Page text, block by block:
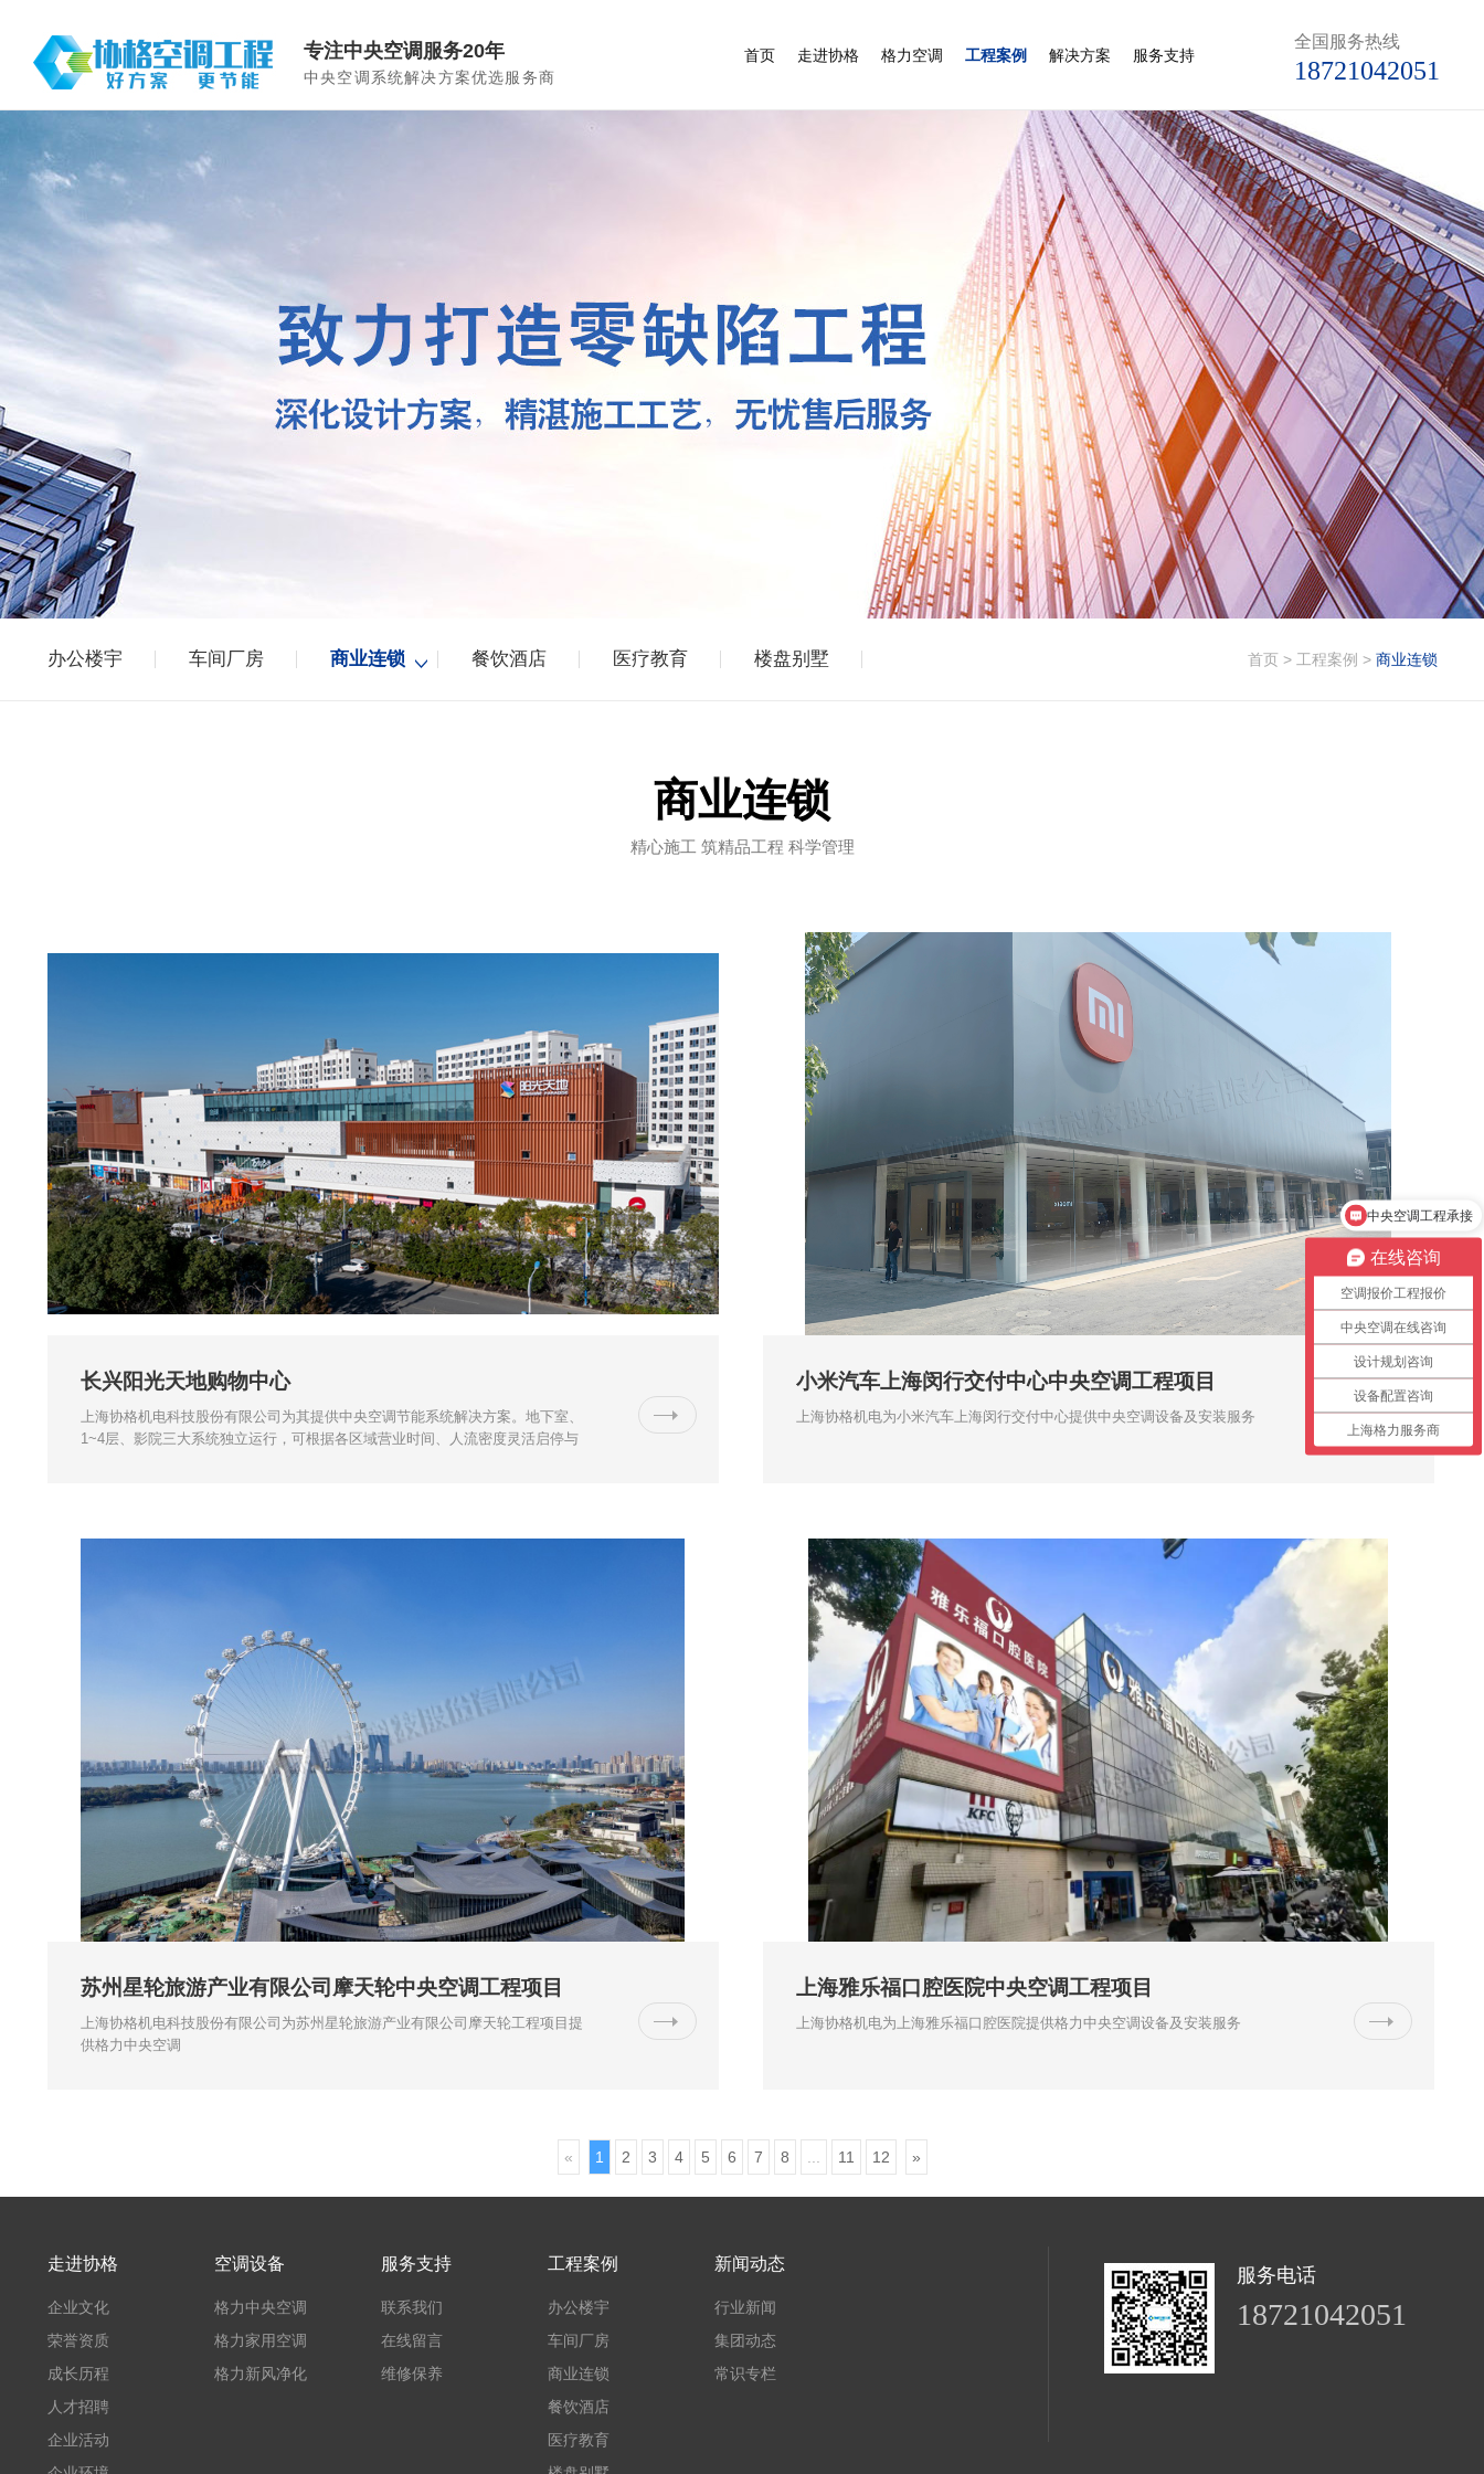
专注中央空调服务20年
中央空调系统解决方案优选服务商
全国服务热线
18721042051
首页 走进协格 格力空调 工程案例 解决方案 服务支持
办公楼宇 车间厂房 商业连锁 餐饮酒店 医疗教育 楼盘别墅 首页> 工程案例 > 商业连锁
商业连锁
精心施工 筑精品工程 科学管理
长兴阳光天地购物中心
上海协格机电科技股份有限公司为其提供中央空调节能系统解决方案。地下室、
1~4层、影院三大系统独立运行，可根据各区域营业时间、人流密度灵活启停与
小米汽车上海闵行交付中心中央空调工程项目
上海协格机电为小米汽车上海闵行交付中心提供中央空调设备及安装服务
苏州星轮旅游产业有限公司摩天轮中央空调工程项目
上海协格机电科技股份有限公司为苏州星轮旅游产业有限公司摩天轮工程项目提
供格力中央空调
上海雅乐福口腔医院中央空调工程项目
上海协格机电为上海雅乐福口腔医院提供格力中央空调设备及安装服务
« 1 2 3 4 5 6 7 8 11 12 »
走进协格
企业文化
荣誉资质
成长历程
人才招聘
企业活动
空调设备
格力中央空调
格力家用空调
格力新风净化
服务支持
联系我们
在线留言
维修保养
工程案例
办公楼宇
车间厂房
商业连锁
餐饮酒店
医疗教育
新闻动态
行业新闻
集团动态
常识专栏
服务电话
18721042051
在线咨询
空调报价工程报价
中央空调在线咨询
设计规划咨询
设备配置咨询
上海格力服务商
中央空调报价单
中央空调工程承接